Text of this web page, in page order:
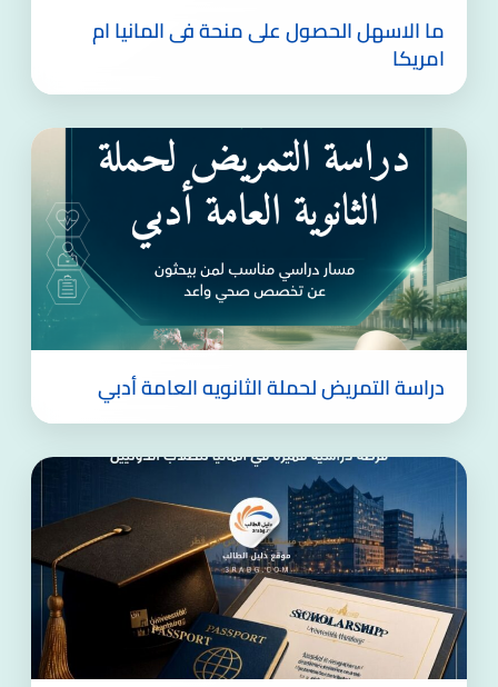
ما الاسهل الحصول على منحة فى المانيا ام
امريكا
دراسة التمريض لحملة الثانويه العامة أدبي